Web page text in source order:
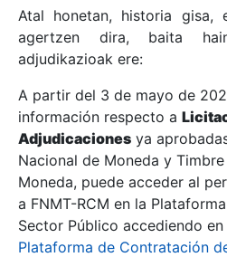
Erakutsi/Ezkutatu
Erakutsi/Ezkutatu
Erakutsi/Ezkutatu
Erakutsi/Ezkutatu
Atal honetan, historia gisa,
agertzen dira, baita
adjudikazioak ere:
A partir del 3 de mayo de
información respecto a
Adjudicaciones ya
Nacional de Moneda y
Moneda, puede acceder al
a FNMT-RCM en la
Sector Público accediendo
Plataforma de Contratación